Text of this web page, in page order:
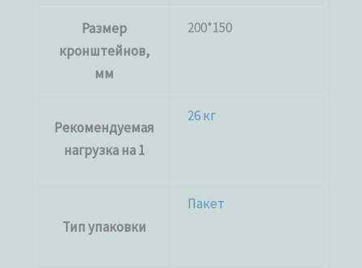
Размер
кронштейнов,
мм
200*150
Рекомендуемая
нагрузка на 1
26 кг
Тип упаковки
Пакет